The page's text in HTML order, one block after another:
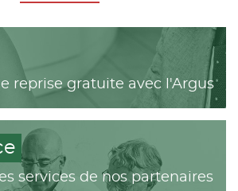
reprise gratuite avec l'Argus
services de nos partenaires